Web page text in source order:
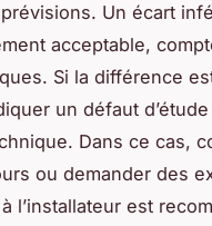
Un écart
acceptable,
Si la différence
un défaut
Dans ce cas,
ou demander des
l’installateur est